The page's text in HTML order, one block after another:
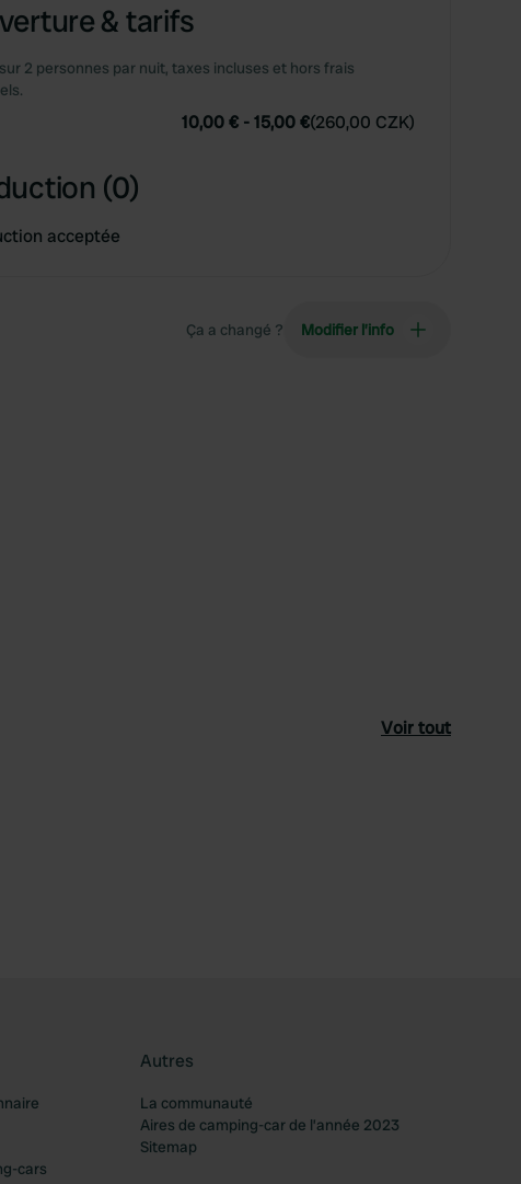
& tarifs
2 personnes par nuit, taxes incluses et hors frais
10,00 € -15,00 €(260,00 CZK)
(0)
acceptée
Ça a changé ? Modifier l’info
Voir tout
cars
Autres
La communauté
Aires de camping-car de l’année 2023
Sitemap